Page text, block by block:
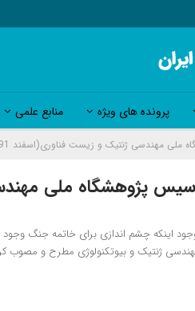
پرونده های ویژه منابع علمی
مهندسی ژنتیک و زیست فناوری(اسفند 1391)
پژوهشگاه ملی
جنگ تحمیلی و با وجود اینکه چشم اندازی برای
ژنتیک و بیوتکنولوژی مطرح و